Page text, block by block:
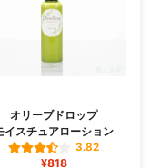
オリーブドロップ
イスチュアローション
3.82
¥818